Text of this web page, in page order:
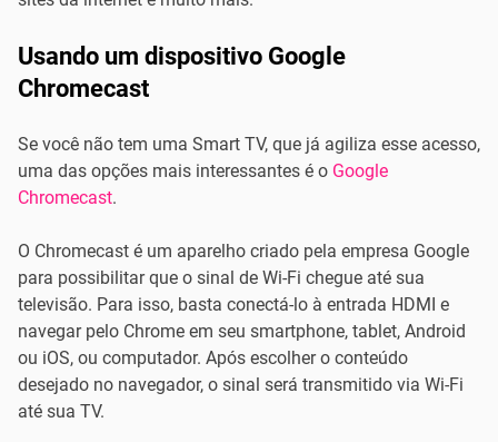
Usando um dispositivo Google
Chromecast
Se você não tem uma Smart TV, que já agiliza esse acesso,
uma das opções mais interessantes é o Google
Chromecast.
O Chromecast é um aparelho criado pela empresa Google
para possibilitar que o sinal de Wi-Fi chegue até sua
televisão. Para isso, basta conectá-lo à entrada HDMI e
navegar pelo Chrome em seu smartphone, tablet, Android
ou iOS, ou computador. Após escolher o conteúdo
desejado no navegador, o sinal será transmitido via Wi-Fi
até sua TV.